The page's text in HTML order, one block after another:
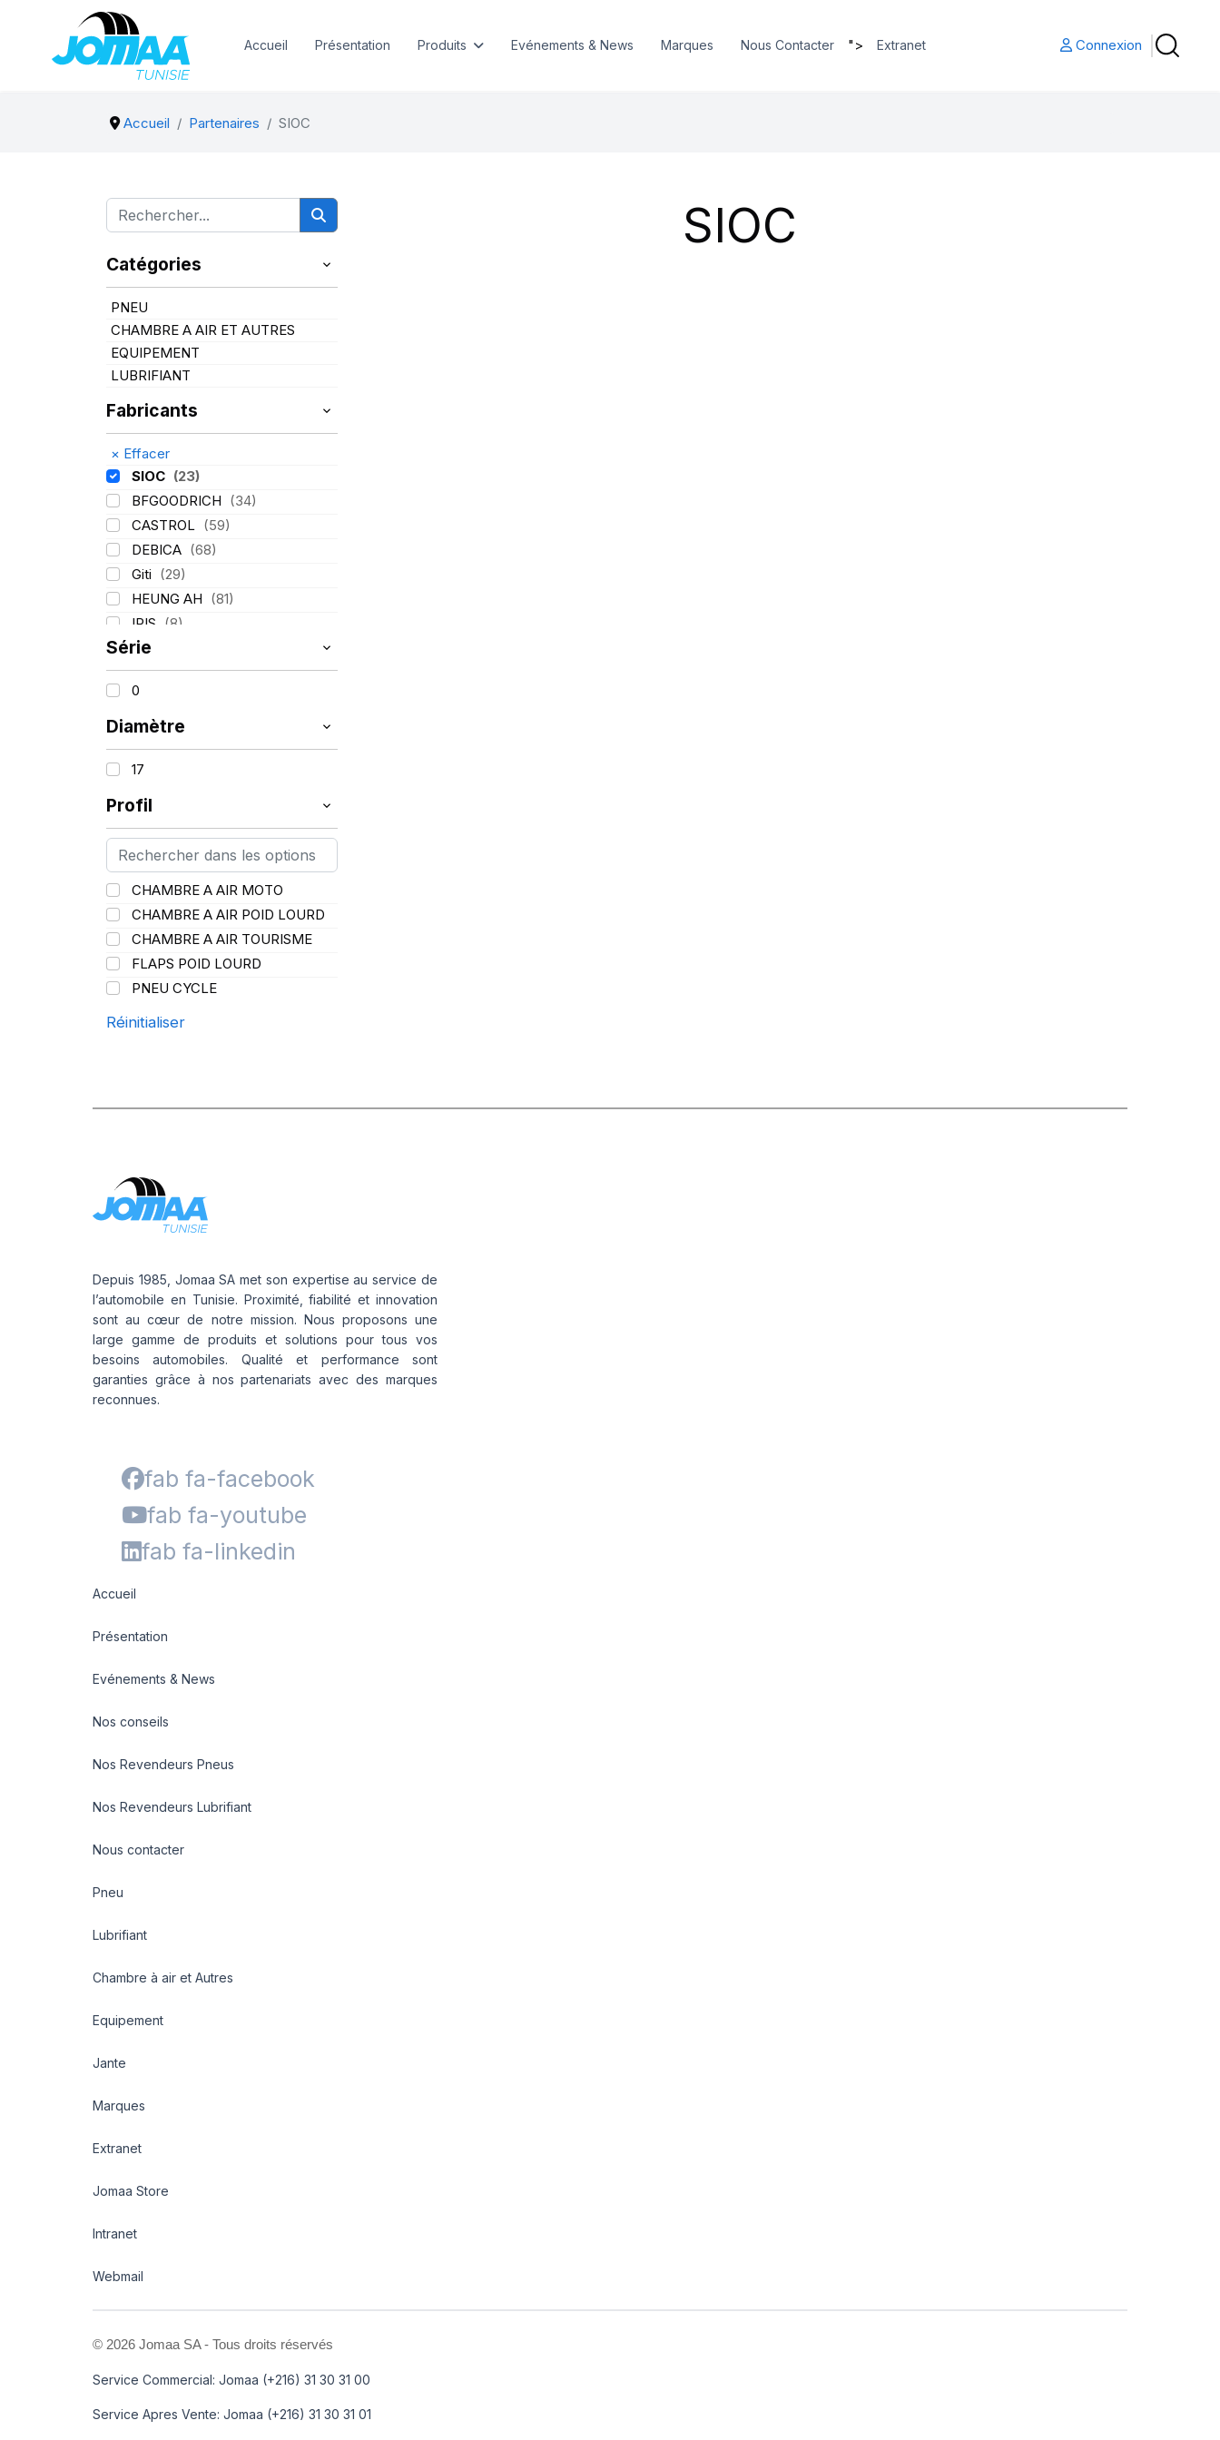
Accueil Présentation Produits Evénements & News Marques Nous Contacter "> Extranet Connexion
Accueil Partenaires SIOC
Catégories
PNEU
CHAMBRE A AIR ET AUTRES
EQUIPEMENT
LUBRIFIANT
Fabricants
× Effacer
SIOC (23)
BFGOODRICH (34)
CASTROL (59)
DEBICA (68)
Giti (29)
HEUNG AH (81)
IRIS (8)
ITALMATIC
KLEBER (116)
LASSA
LING LONG
MICHELIN (345)
MITAS
Mondolfo ferro
PROMETEON (18)
SCHRADER (24)
SPEEDWAYS (64)
STICA (3)
TIGAR (24)
Série
0
Diamètre
17
Profil
CHAMBRE A AIR MOTO
CHAMBRE A AIR POID LOURD
CHAMBRE A AIR TOURISME
FLAPS POID LOURD
PNEU CYCLE
Réinitialiser
SIOC
Depuis 1985, Jomaa SA met son expertise au service de
l’automobile en Tunisie. Proximité, fiabilité et innovation
sont au cœur de notre mission. Nous proposons une
large gamme de produits et solutions pour tous vos
besoins automobiles. Qualité et performance sont
garanties grâce à nos partenariats avec des marques
reconnues.
fab fa-facebook
fab fa-youtube
fab fa-linkedin
Accueil
Présentation
Evénements & News
Nos conseils
Nos Revendeurs Pneus
Nos Revendeurs Lubrifiant
Nous contacter
Pneu
Lubrifiant
Chambre à air et Autres
Equipement
Jante
Marques
Extranet
Jomaa Store
Intranet
Webmail
© 2026 Jomaa SA - Tous droits réservés
Service Commercial: Jomaa (+216) 31 30 31 00
Service Apres Vente: Jomaa (+216) 31 30 31 01